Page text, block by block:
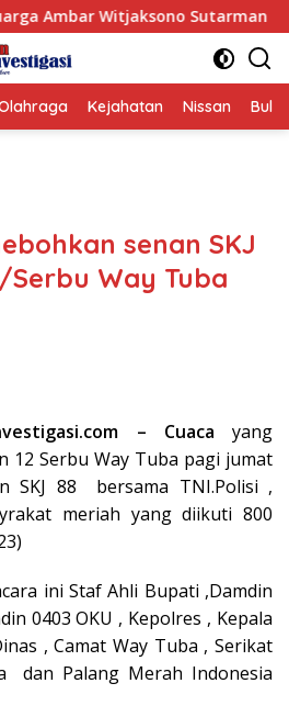
Sutarman
Kejahatan Nissan
senan SKJ
Serbu Way Tuba
– Cuaca yang
12 Serbu Way Tuba pagi jumat
SKJ 88 bersama TNI.Polisi ,
meriah yang diikuti 800
ini Staf Ahli Bupati ,Damdin
0403 OKU , Kepolres , Kepala
, Camat Way Tuba , Serikat
dan Palang Merah Indonesia